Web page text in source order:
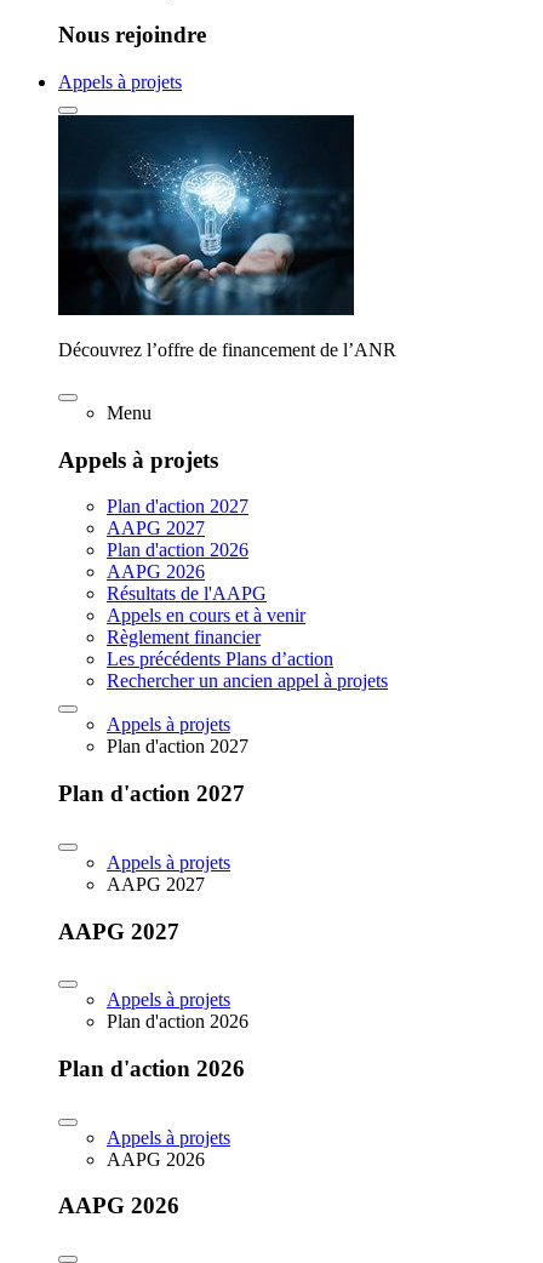
Nous rejoindre
Appels à projets
Découvrez l’offre de financement de l’ANR
Menu
Appels à projets
Plan d'action 2027
AAPG 2027
Plan d'action 2026
AAPG 2026
Résultats de l'AAPG
Appels en cours et à venir
Règlement financier
Les précédents Plans d’action
Rechercher un ancien appel à projets
Appels à projets
Plan d'action 2027
Plan d'action 2027
Appels à projets
AAPG 2027
AAPG 2027
Appels à projets
Plan d'action 2026
Plan d'action 2026
Appels à projets
AAPG 2026
AAPG 2026